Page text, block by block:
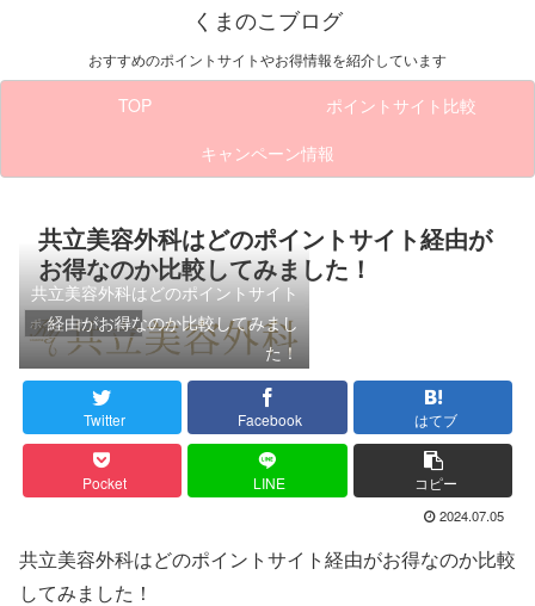
くまのこブログ
おすすめのポイントサイトやお得情報を紹介しています
TOP
ポイントサイト比較
キャンペーン情報
共立美容外科はどのポイントサイト経由が
お得なのか比較してみました！
ポイントサイト比較
共立美容外科はどのポイントサイト
経由がお得なのか比較してみまし
た！
Twitter Facebook はてブ
Pocket LINE コピー
2024.07.05
共立美容外科はどのポイントサイト経由がお得なのか比較
してみました！